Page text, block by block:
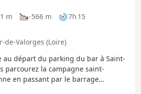
m -566 m
7h 15
de-Valorges (Loire)
au départ du parking du bar à Saint-
parcourez la campagne saint-
en passant par le barrage